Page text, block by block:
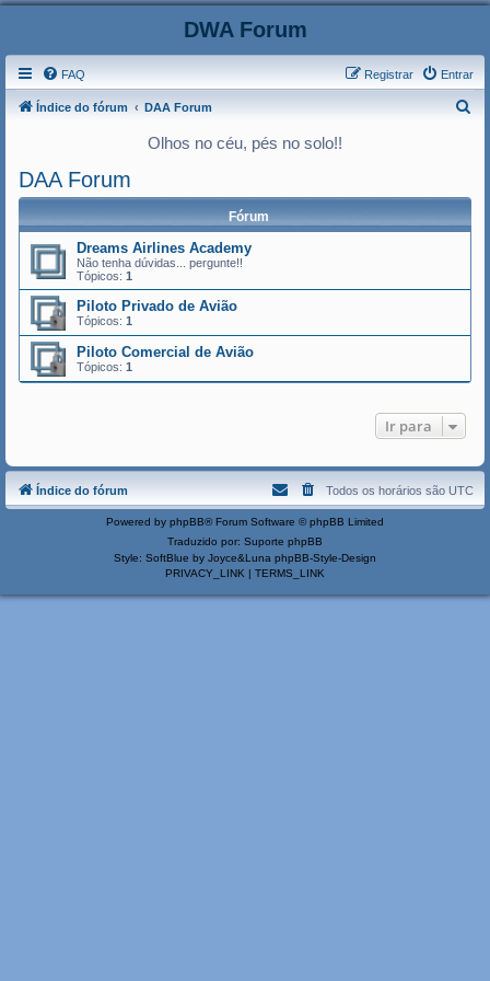
DWA Forum
FAQ Entrar
Registrar
Índice do fórum DAA Forum
Olhos no céu, pés no solo!!
DAA Forum
Fórum
Dreams Airlines Academy
Não tenha dúvidas... pergunte!!
Tópicos: 1
Piloto Privado de Avião
Tópicos: 1
Piloto Comercial de Avião
Tópicos: 1
Ir para
Índice do fórum Todos os horários são UTC
Powered by phpBB® Forum Software © phpBB Limited
Traduzido por: Suporte phpBB
Style: SoftBlue by Joyce&Luna phpBB-Style-Design
PRIVACY_LINK | TERMS_LINK